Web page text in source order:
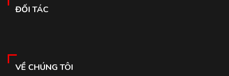
ĐỐI TÁC
VỀ CHÚNG TÔI